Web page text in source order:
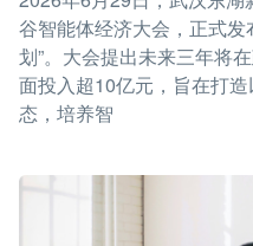
谷智能体经济大会，正式发
划”。大会提出未来三年将
面投入超10亿元，旨在打
态，培养智